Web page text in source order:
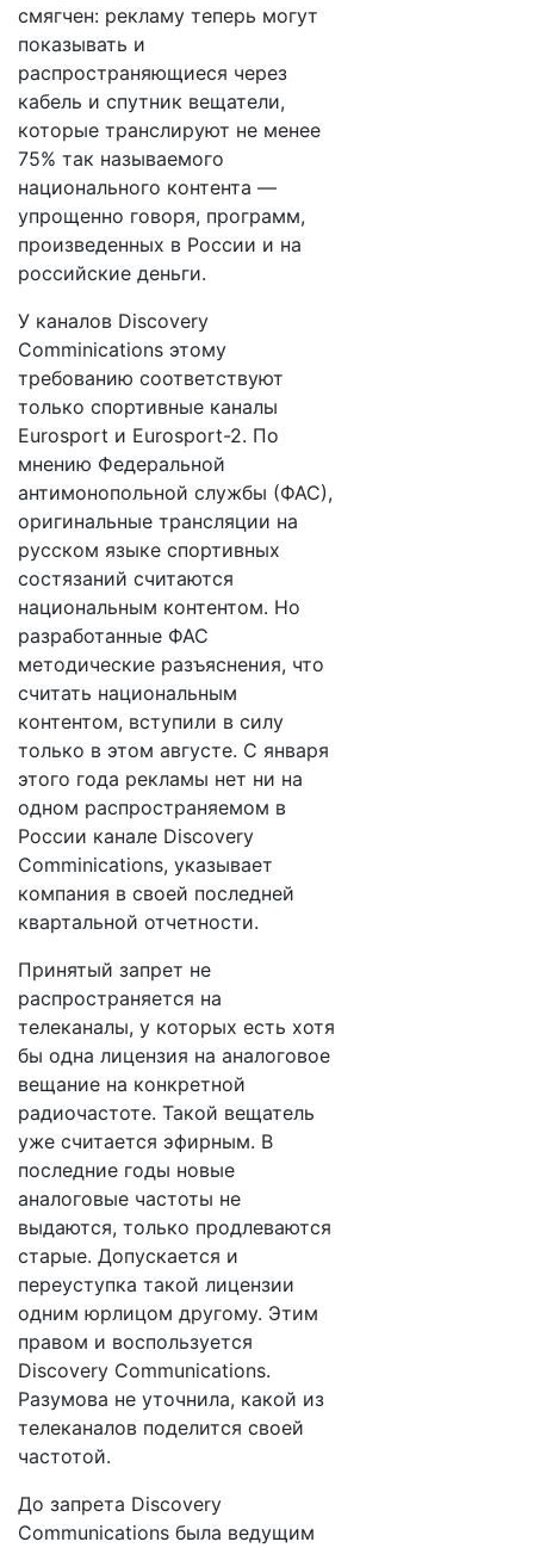
смягчен: рекламу теперь могут
показывать и
распространяющиеся через
кабель и спутник вещатели,
которые транслируют не менее
75% так называемого
национального контента —
упрощенно говоря, программ,
произведенных в России и на
российские деньги.
У каналов Discovery
Comminications этому
требованию соответствуют
только спортивные каналы
Eurosport и Eurosport-2. По
мнению Федеральной
антимонопольной службы (ФАС),
оригинальные трансляции на
русском языке спортивных
состязаний считаются
национальным контентом. Но
разработанные ФАС
методические разъяснения, что
считать национальным
контентом, вступили в силу
только в этом августе. С января
этого года рекламы нет ни на
одном распространяемом в
России канале Discovery
Comminications, указывает
компания в своей последней
квартальной отчетности.
Принятый запрет не
распространяется на
телеканалы, у которых есть хотя
бы одна лицензия на аналоговое
вещание на конкретной
радиочастоте. Такой вещатель
уже считается эфирным. В
последние годы новые
аналоговые частоты не
выдаются, только продлеваются
старые. Допускается и
переуступка такой лицензии
одним юрлицом другому. Этим
правом и воспользуется
Discovery Communications.
Разумова не уточнила, какой из
телеканалов поделится своей
частотой.
До запрета Discovery
Communications была ведущим